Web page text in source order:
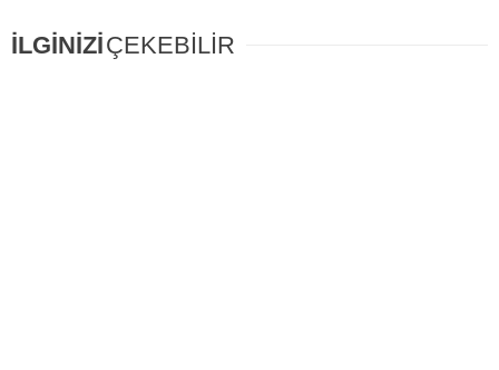
İLGİNİZİÇEKEBİLİR